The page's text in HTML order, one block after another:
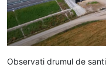
Observati drumul de